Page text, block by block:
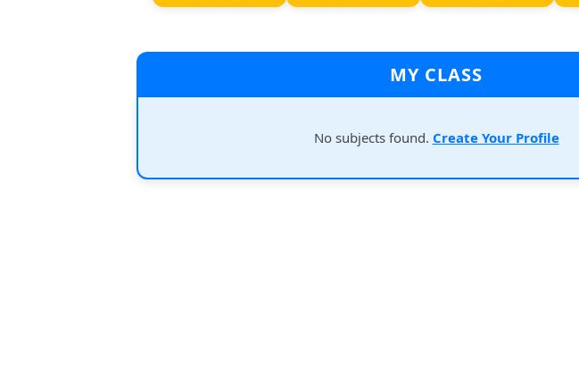
MY CLASS
No subjects found. Create Your Profile